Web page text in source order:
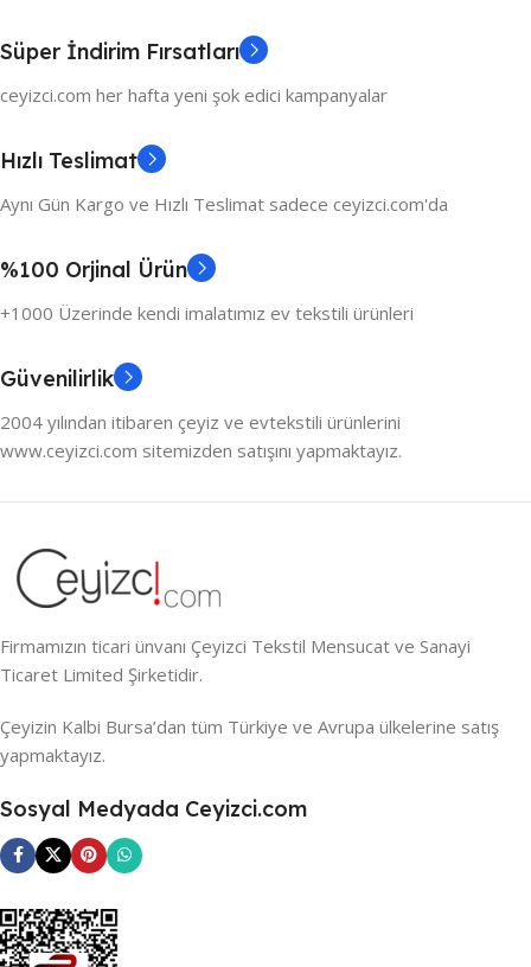
Süper İndirim Fırsatları
ceyizci.com her hafta yeni şok edici kampanyalar
Hızlı Teslimat
Aynı Gün Kargo ve Hızlı Teslimat sadece ceyizci.com'da
%100 Orjinal Ürün
+1000 Üzerinde kendi imalatımız ev tekstili ürünleri
Güvenilirlik
2004 yılından itibaren çeyiz ve evtekstili ürünlerini
www.ceyizci.com sitemizden satışını yapmaktayız.
Firmamızın ticari ünvanı Çeyizci Tekstil Mensucat ve Sanayi
Ticaret Limited Şirketidir.
Çeyizin Kalbi Bursa’dan tüm Türkiye ve Avrupa ülkelerine satış
yapmaktayız.
Sosyal Medyada Ceyizci.com